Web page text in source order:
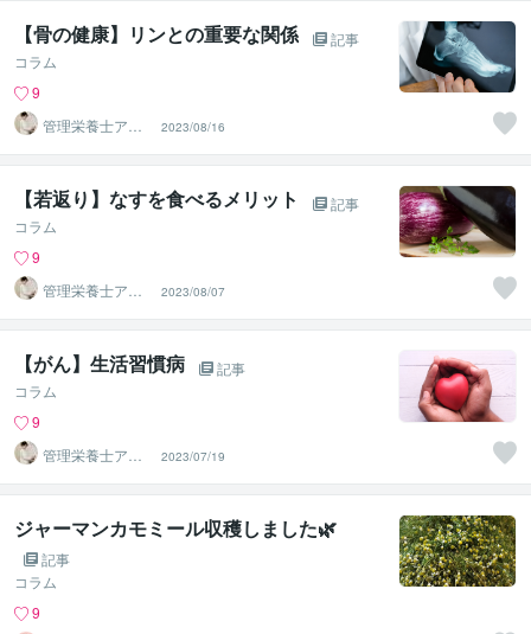
【骨の健康】リンとの重要な関係
記事
コラム
9
管理栄養士アオ
イ 村中一帆ママ
が楽する食
2023/08/16
【若返り】なすを食べるメリット
記事
コラム
9
管理栄養士アオ
イ 村中一帆ママ
が楽する食
2023/08/07
【がん】生活習慣病
記事
コラム
9
管理栄養士アオ
イ 村中一帆ママ
が楽する食
2023/07/19
ジャーマンカモミール収穫しました🌿
記事
コラム
9